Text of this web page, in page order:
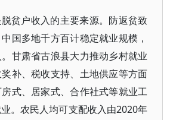
贫户收入的主要来源。防返贫致
国多地千方百计稳定就业规模，
甘肃省古浪县大力推动乡村就业
补、税收支持、土地供应等方面
式、居家式、合作社式等就业工
。农民人均可支配收入由2020年